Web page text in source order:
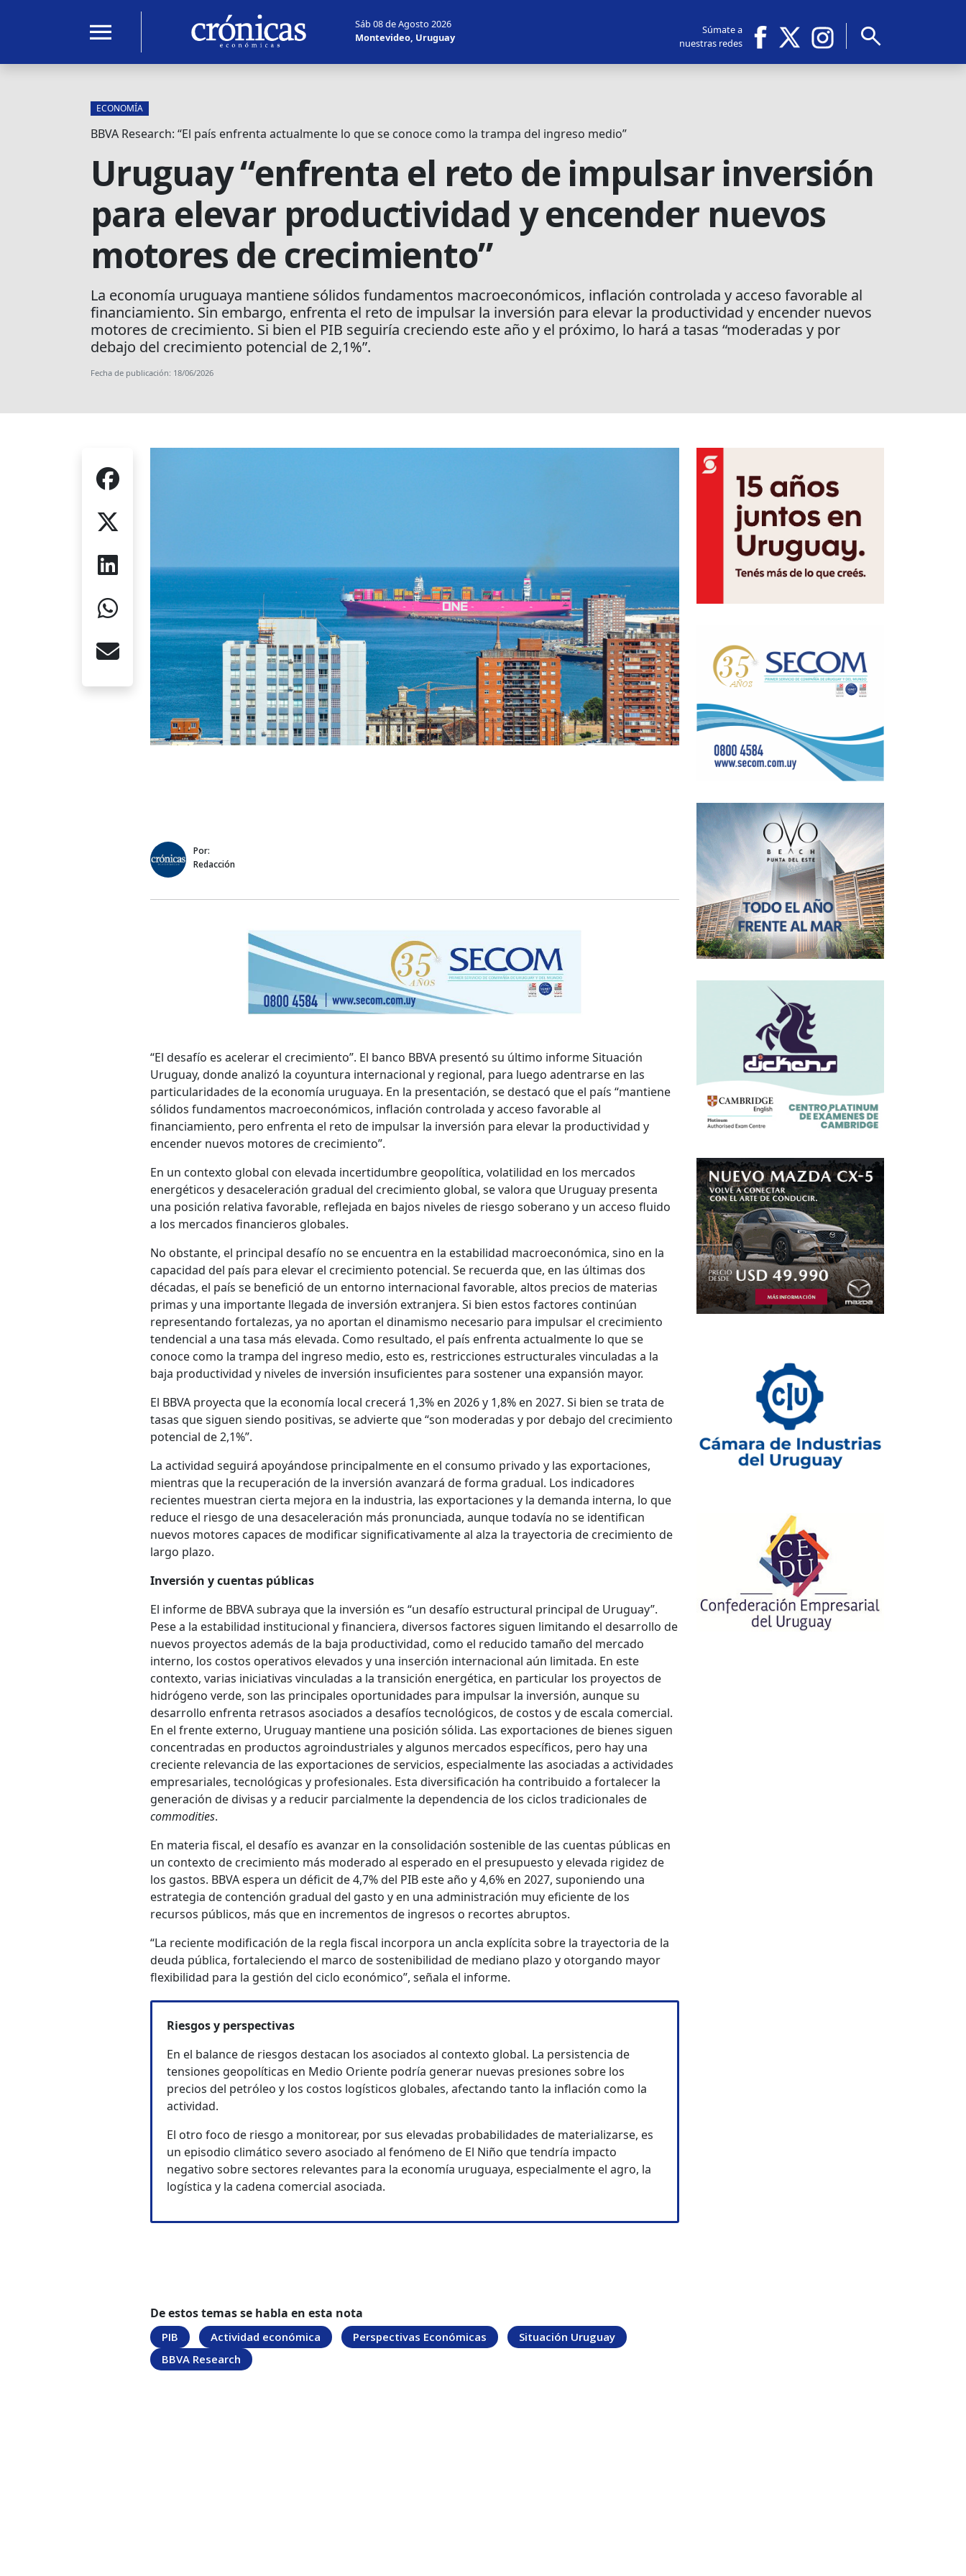
menu
Sáb 08 de Agosto 2026
Montevideo, Uruguay
Súmate a
nuestras redes
search
ECONOMÍA
BBVA Research: “El país enfrenta actualmente lo que se conoce como la trampa del ingreso medio”
Uruguay “enfrenta el reto de impulsar inversión
para elevar productividad y encender nuevos
motores de crecimiento”
La economía uruguaya mantiene sólidos fundamentos macroeconómicos, inflación controlada y acceso favorable al
financiamiento. Sin embargo, enfrenta el reto de impulsar la inversión para elevar la productividad y encender nuevos
motores de crecimiento. Si bien el PIB seguiría creciendo este año y el próximo, lo hará a tasas “moderadas y por
debajo del crecimiento potencial de 2,1%”.
Fecha de publicación: 18/06/2026
Por:
Redacción
“El desafío es acelerar el crecimiento”. El banco BBVA presentó su último informe Situación
Uruguay, donde analizó la coyuntura internacional y regional, para luego adentrarse en las
particularidades de la economía uruguaya. En la presentación, se destacó que el país “mantiene
sólidos fundamentos macroeconómicos, inflación controlada y acceso favorable al
financiamiento, pero enfrenta el reto de impulsar la inversión para elevar la productividad y
encender nuevos motores de crecimiento”.
En un contexto global con elevada incertidumbre geopolítica, volatilidad en los mercados
energéticos y desaceleración gradual del crecimiento global, se valora que Uruguay presenta
una posición relativa favorable, reflejada en bajos niveles de riesgo soberano y un acceso fluido
a los mercados financieros globales.
No obstante, el principal desafío no se encuentra en la estabilidad macroeconómica, sino en la
capacidad del país para elevar el crecimiento potencial. Se recuerda que, en las últimas dos
décadas, el país se benefició de un entorno internacional favorable, altos precios de materias
primas y una importante llegada de inversión extranjera. Si bien estos factores continúan
representando fortalezas, ya no aportan el dinamismo necesario para impulsar el crecimiento
tendencial a una tasa más elevada. Como resultado, el país enfrenta actualmente lo que se
conoce como la trampa del ingreso medio, esto es, restricciones estructurales vinculadas a la
baja productividad y niveles de inversión insuficientes para sostener una expansión mayor.
El BBVA proyecta que la economía local crecerá 1,3% en 2026 y 1,8% en 2027. Si bien se trata de
tasas que siguen siendo positivas, se advierte que “son moderadas y por debajo del crecimiento
potencial de 2,1%”.
La actividad seguirá apoyándose principalmente en el consumo privado y las exportaciones,
mientras que la recuperación de la inversión avanzará de forma gradual. Los indicadores
recientes muestran cierta mejora en la industria, las exportaciones y la demanda interna, lo que
reduce el riesgo de una desaceleración más pronunciada, aunque todavía no se identifican
nuevos motores capaces de modificar significativamente al alza la trayectoria de crecimiento de
largo plazo.
Inversión y cuentas públicas
El informe de BBVA subraya que la inversión es “un desafío estructural principal de Uruguay”.
Pese a la estabilidad institucional y financiera, diversos factores siguen limitando el desarrollo de
nuevos proyectos además de la baja productividad, como el reducido tamaño del mercado
interno, los costos operativos elevados y una inserción internacional aún limitada. En este
contexto, varias iniciativas vinculadas a la transición energética, en particular los proyectos de
hidrógeno verde, son las principales oportunidades para impulsar la inversión, aunque su
desarrollo enfrenta retrasos asociados a desafíos tecnológicos, de costos y de escala comercial.
En el frente externo, Uruguay mantiene una posición sólida. Las exportaciones de bienes siguen
concentradas en productos agroindustriales y algunos mercados específicos, pero hay una
creciente relevancia de las exportaciones de servicios, especialmente las asociadas a actividades
empresariales, tecnológicas y profesionales. Esta diversificación ha contribuido a fortalecer la
generación de divisas y a reducir parcialmente la dependencia de los ciclos tradicionales de
commodities.
En materia fiscal, el desafío es avanzar en la consolidación sostenible de las cuentas públicas en
un contexto de crecimiento más moderado al esperado en el presupuesto y elevada rigidez de
los gastos. BBVA espera un déficit de 4,7% del PIB este año y 4,6% en 2027, suponiendo una
estrategia de contención gradual del gasto y en una administración muy eficiente de los
recursos públicos, más que en incrementos de ingresos o recortes abruptos.
“La reciente modificación de la regla fiscal incorpora un ancla explícita sobre la trayectoria de la
deuda pública, fortaleciendo el marco de sostenibilidad de mediano plazo y otorgando mayor
flexibilidad para la gestión del ciclo económico”, señala el informe.
Riesgos y perspectivas
En el balance de riesgos destacan los asociados al contexto global. La persistencia de
tensiones geopolíticas en Medio Oriente podría generar nuevas presiones sobre los
precios del petróleo y los costos logísticos globales, afectando tanto la inflación como la
actividad.
El otro foco de riesgo a monitorear, por sus elevadas probabilidades de materializarse, es
un episodio climático severo asociado al fenómeno de El Niño que tendría impacto
negativo sobre sectores relevantes para la economía uruguaya, especialmente el agro, la
logística y la cadena comercial asociada.
De estos temas se habla en esta nota
PIB Actividad económica Perspectivas Económicas
Situación Uruguay
BBVA Research